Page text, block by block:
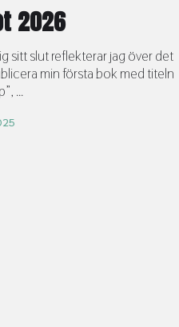
2026
sitt slut reflekterar jag över det
min första bok med titeln
...